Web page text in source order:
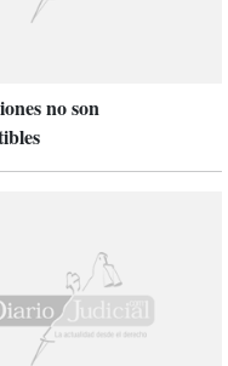
no son